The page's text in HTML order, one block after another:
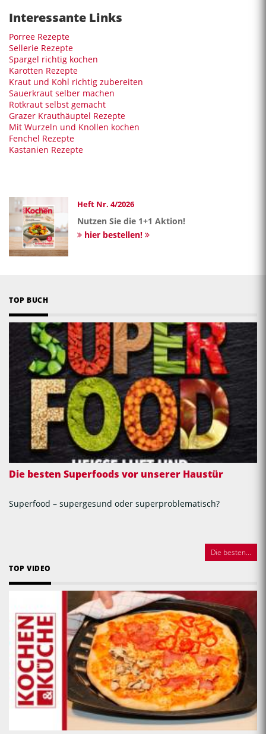
Interessante Links
Porree Rezepte
Sellerie Rezepte
Spargel richtig kochen
Karotten Rezepte
Kraut und Kohl richtig zubereiten
Sauerkraut selber machen
Rotkraut selbst gemacht
Grazer Krauthäuptel Rezepte
Mit Wurzeln und Knollen kochen
Fenchel Rezepte
Kastanien Rezepte
Heft Nr. 4/2026
Nutzen Sie die 1+1 Aktion!
hier bestellen!
TOP BUCH
Die besten Superfoods vor unserer Haustür
Superfood – supergesund oder superproblematisch?
Die besten...
TOP VIDEO